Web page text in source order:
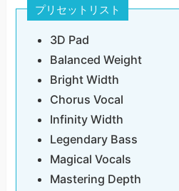
プリセットリスト
3D Pad
Balanced Weight
Bright Width
Chorus Vocal
Infinity Width
Legendary Bass
Magical Vocals
Mastering Depth